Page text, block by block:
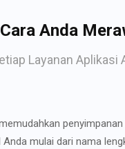
Anda
Layanan Aplikasi
Anda mulai dari nama